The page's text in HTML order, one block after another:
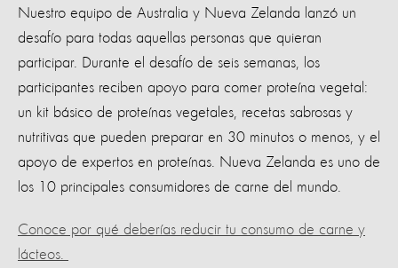
Nuestro equipo de Australia y Nueva Zelanda lanzó un
desafío para todas aquellas personas que quieran
participar. Durante el desafío de seis semanas, los
participantes reciben apoyo para comer proteína vegetal:
un kit básico de proteínas vegetales, recetas sabrosas y
nutritivas que pueden preparar en 30 minutos o menos, y el
apoyo de expertos en proteínas. Nueva Zelanda es uno de
los 10 principales consumidores de carne del mundo.
Conoce por qué deberías reducir tu consumo de carne y
lácteos.